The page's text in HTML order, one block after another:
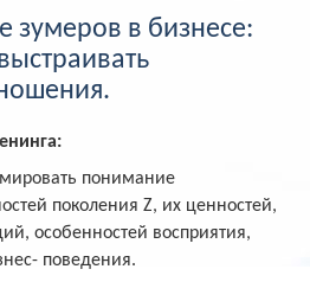
зумеров в бизнесе:
понимание
поколения Z, их ценностей,
особенностей восприятия,
поведения.